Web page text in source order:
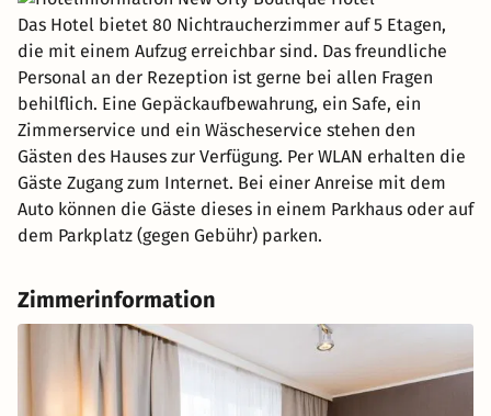
Das Hotel bietet 80 Nichtraucherzimmer auf 5 Etagen,
die mit einem Aufzug erreichbar sind. Das freundliche
Personal an der Rezeption ist gerne bei allen Fragen
behilflich. Eine Gepäckaufbewahrung, ein Safe, ein
Zimmerservice und ein Wäscheservice stehen den
Gästen des Hauses zur Verfügung. Per WLAN erhalten die
Gäste Zugang zum Internet. Bei einer Anreise mit dem
Auto können die Gäste dieses in einem Parkhaus oder auf
dem Parkplatz (gegen Gebühr) parken.
Zimmerinformation